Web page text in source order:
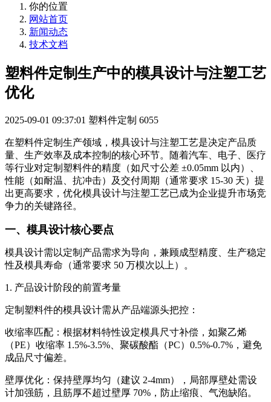
你的位置
网站首页
新闻动态
技术文档
塑料件定制生产中的模具设计与注塑工艺
优化
2025-09-01 09:37:01 塑料件定制 6055
在塑料件定制生产领域，模具设计与注塑工艺是决定产品质
量、生产效率及成本控制的核心环节。随着汽车、电子、医疗
等行业对定制塑料件的精度（如尺寸公差 ±0.05mm 以内）、
性能（如耐温、抗冲击）及交付周期（通常要求 15-30 天）提
出更高要求，优化模具设计与注塑工艺已成为企业提升市场竞
争力的关键路径。
一、模具设计核心要点
模具设计需以定制产品需求为导向，兼顾成型精度、生产稳定
性及模具寿命（通常要求 50 万模次以上）。
1. 产品设计阶段的前置考量
定制塑料件的模具设计需从产品端源头把控：
收缩率匹配：根据材料特性设定模具尺寸补偿，如聚乙烯
（PE）收缩率 1.5%-3.5%、聚碳酸酯（PC）0.5%-0.7%，避免
成品尺寸偏差。
壁厚优化：保持壁厚均匀（建议 2-4mm），局部厚壁处需设
计加强筋，且筋厚不超过壁厚 70%，防止缩痕、气泡缺陷。